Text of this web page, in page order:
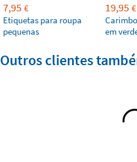
7,95 €
Etiquetas para roupa
pequenas
19,95 €
em
Outros clientes